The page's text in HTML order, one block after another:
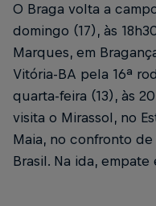
O Braga volta a
domingo (17), às
Marques, em
Vitória-BA pela 16ª
quarta-feira (13), às
visita o Mirassol, no
Maia, no confronto
Brasil. Na ida, empate